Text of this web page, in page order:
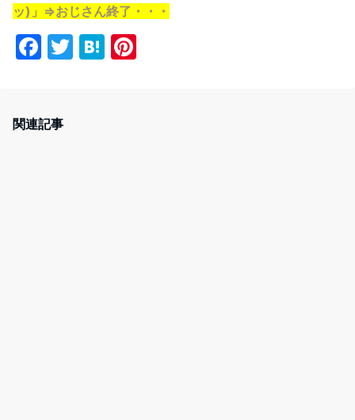
ッ)」⇒おじさん終了・・・
F
e
T
H
関連記事